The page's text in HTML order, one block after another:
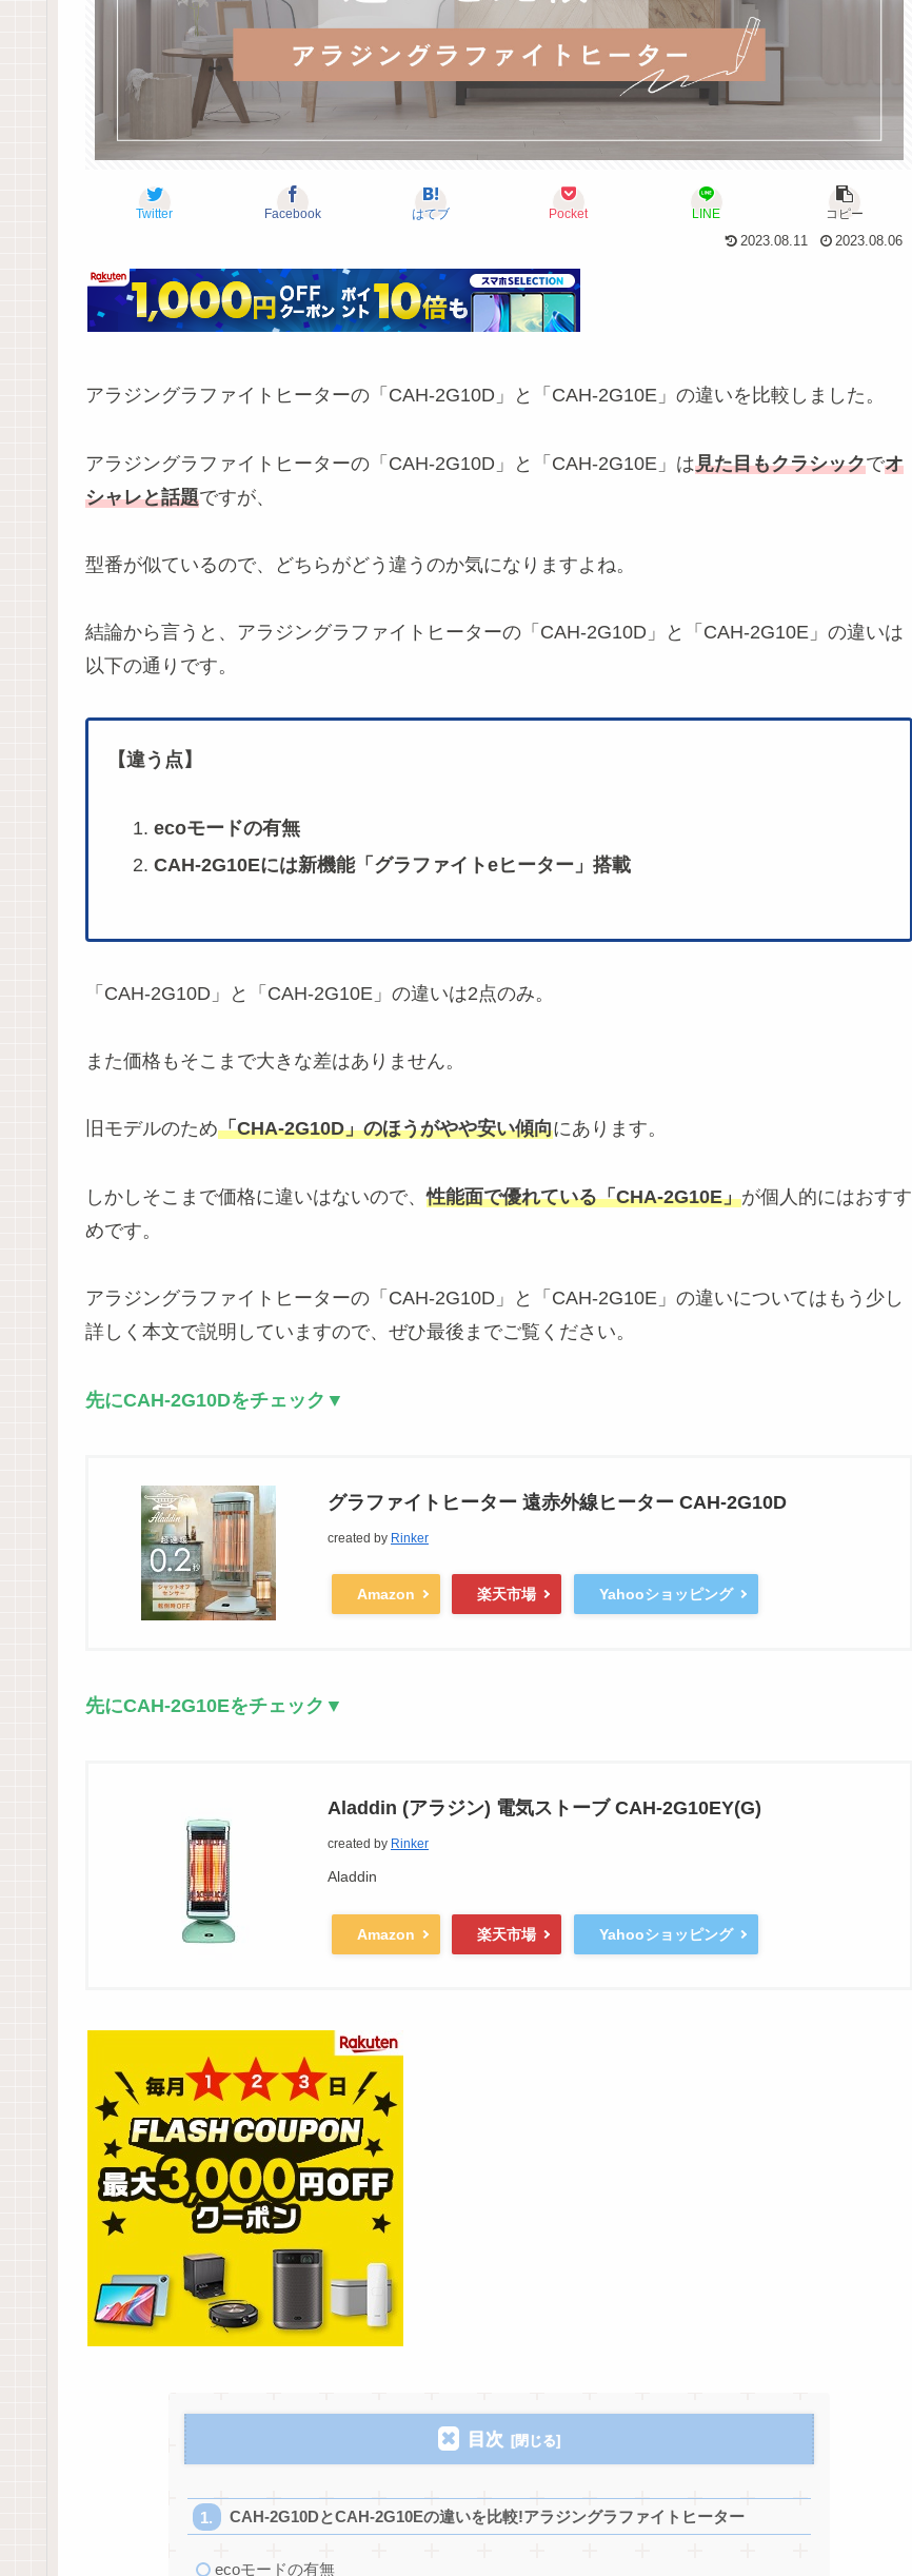
Twitter Facebook はてブ Pocket LINE
コピー
2023.08.11
2023.08.06
アラジングラファイトヒーターの「CAH-2G10D」と「CAH-2G10E」の違いを比較しました。
アラジングラファイトヒーターの「CAH-2G10D」と「CAH-2G10E」は見た目もクラシックでオ
シャレと話題ですが、
型番が似ているので、どちらがどう違うのか気になりますよね。
結論から言うと、アラジングラファイトヒーターの「CAH-2G10D」と「CAH-2G10E」の違いは
以下の通りです。
【違う点】
ecoモードの有無
CAH-2G10Eには新機能「グラファイトeヒーター」搭載
「CAH-2G10D」と「CAH-2G10E」の違いは2点のみ。
また価格もそこまで大きな差はありません。
旧モデルのため「CHA-2G10D」のほうがやや安い傾向にあります。
しかしそこまで価格に違いはないので、性能面で優れている「CHA-2G10E」が個人的にはおすす
めです。
アラジングラファイトヒーターの「CAH-2G10D」と「CAH-2G10E」の違いについてはもう少し
詳しく本文で説明していますので、ぜひ最後までご覧ください。
先にCAH-2G10Dをチェック ▼
グラファイトヒーター 遠赤外線ヒーター CAH-2G10D
created by Rinker
Amazon 楽天市場 Yahooショッピング
先にCAH-2G10Eをチェック▼
Aladdin (アラジン) 電気ストーブ CAH-2G10EY(G)
created by Rinker
Aladdin
Amazon 楽天市場 Yahooショッピング
目次
CAH-2G10DとCAH-2G10Eの違いを比較!アラジングラファイトヒーター
ecoモードの有無